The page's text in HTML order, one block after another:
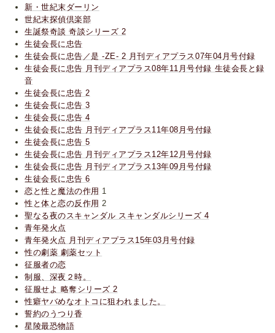
新・世紀末ダーリン
世紀末探偵倶楽部
生誕祭奇談 奇談シリーズ 2
生徒会長に忠告
生徒会長に忠告／是 -ZE- 2 月刊ディアプラス07年04月号付録
生徒会長に忠告 月刊ディアプラス08年11月号付録 生徒会長と録
音
生徒会長に忠告 2
生徒会長に忠告 3
生徒会長に忠告 4
生徒会長に忠告 月刊ディアプラス11年08月号付録
生徒会長に忠告 5
生徒会長に忠告 月刊ディアプラス12年12月号付録
生徒会長に忠告 月刊ディアプラス13年09月号付録
生徒会長に忠告 6
恋と性と魔法の作用 1
性と体と恋の反作用 2
聖なる夜のスキャンダル スキャンダルシリーズ 4
青年発火点
青年発火点 月刊ディアプラス15年03月号付録
性の劇薬 劇薬セット
征服者の恋
制服、深夜２時。
征服せよ 略奪シリーズ 2
性癖ヤバめなオトコに狙われました。
誓約のうつり香
星陵最恐物語